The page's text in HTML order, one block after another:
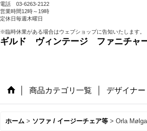
電話 03-6263-2122
営業時間12時～19時
定休日毎週木曜日
※臨時休業がある場合はウェブショップに告知いたします。
ギルド ヴィンテージ ファニチャ
商品カテゴリ一覧 デザイナー
ホーム > ソファ / イージーチェア等 > Orla